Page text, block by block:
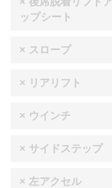
ップシート
× スロープ
× リアリフト
× ウインチ
× サイドステップ
× 左アクセル